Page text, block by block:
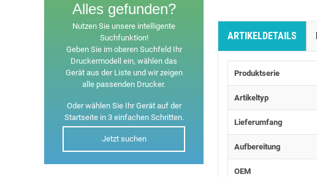
Alles gefunden?
Nutzen Sie unsere intelligente
Suchfunktion!
Geben Sie im oberen Suchfeld Ihr
Druckermodell ein, wählen das
Gerät aus der Liste und wir zeigen
alle passenden Drucker.
Oder wählen Sie Ihr Gerät auf der
Startseite in 3 einfachen Schritten.
Jetzt suchen
ARTIKELDETAILS
Produktserie
Artikeltyp
Lieferumfang
Aufbereitung
OEM